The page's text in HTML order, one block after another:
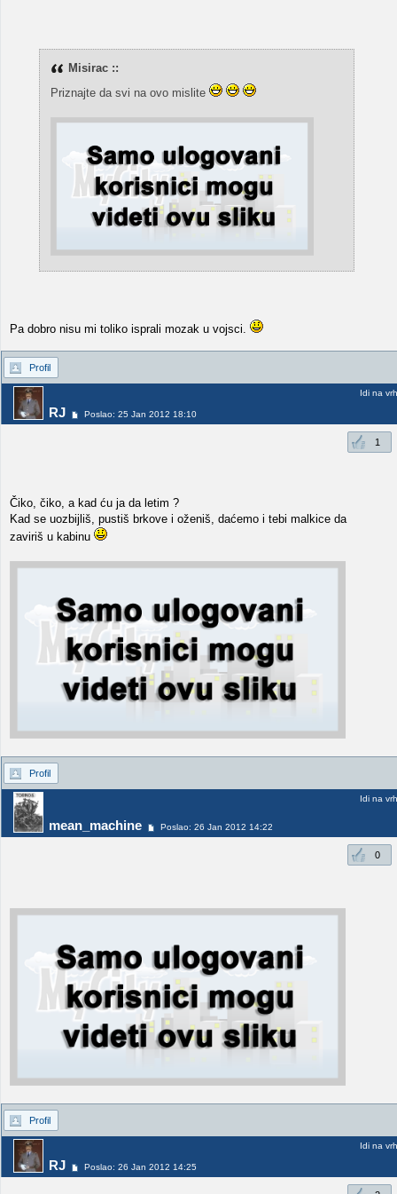
Misirac ::
Priznajte da svi na ovo mislite
Pa dobro nisu mi toliko isprali mozak u vojsci.
Profil
RJ Poslao: 25 Jan 2012 18:10
Idi na vrh
1
Čiko, čiko, a kad ću ja da letim ?
Kad se uozbijliš, pustiš brkove i oženiš, daćemo i tebi malkice da
zaviriš u kabinu
Profil
mean_machine Poslao: 26 Jan 2012 14:22
Idi na vrh
0
Profil
RJ Poslao: 26 Jan 2012 14:25
Idi na vrh